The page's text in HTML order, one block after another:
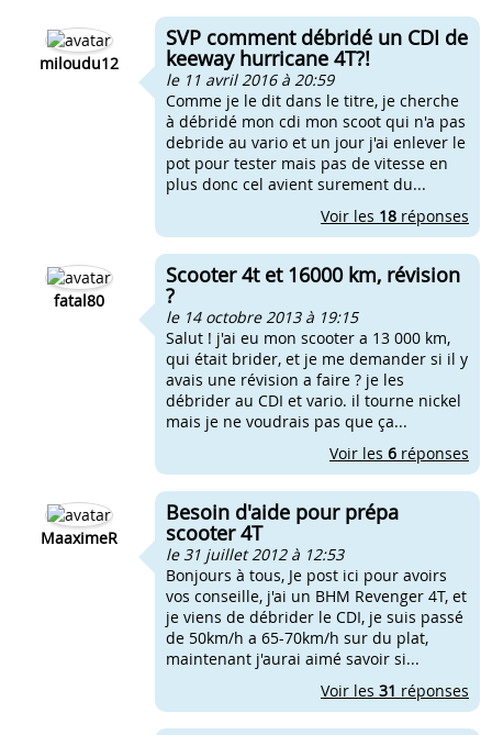
miloudu12
SVP comment débridé un CDI de
keeway hurricane 4T?!
le 11 avril 2016 à 20:59
Comme je le dit dans le titre, je cherche
à débridé mon cdi mon scoot qui n'a pas
debride au vario et un jour j'ai enlever le
pot pour tester mais pas de vitesse en
plus donc cel avient surement du...
Voir les 18 réponses
fatal80
Scooter 4t et 16000 km, révision
?
le 14 octobre 2013 à 19:15
Salut ! j'ai eu mon scooter a 13 000 km,
qui était brider, et je me demander si il y
avais une révision a faire ? je les
débrider au CDI et vario. il tourne nickel
mais je ne voudrais pas que ça...
Voir les 6 réponses
MaaximeR
Besoin d'aide pour prépa
scooter 4T
le 31 juillet 2012 à 12:53
Bonjours à tous, Je post ici pour avoirs
vos conseille, j'ai un BHM Revenger 4T, et
je viens de débrider le CDI, je suis passé
de 50km/h a 65-70km/h sur du plat,
maintenant j'aurai aimé savoir si...
Voir les 31 réponses